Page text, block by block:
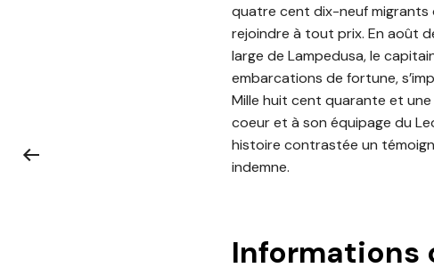
quatre cent dix-neuf migrants
rejoindre à tout prix. En août
large de Lampedusa, le
embarcations de fortune,
Mille huit cent quarante et
coeur et à son équipage du
histoire contrastée un
indemne.
Informations